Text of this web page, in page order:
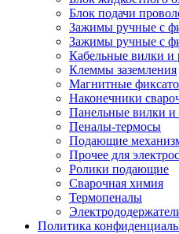
Блок подачи
Зажимы ручные с
Зажимы ручные с
Кабельные вилки и
Клеммы заземления
Магнитные
Наконечники
Панельные вилки и
Пеналы-термосы
Подающие
Прочее для
Ролики подающие
Сварочная химия
Термопеналы
Политика